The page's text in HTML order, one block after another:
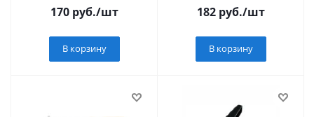
170 руб./шт
В корзину
182 руб./шт
В корзину